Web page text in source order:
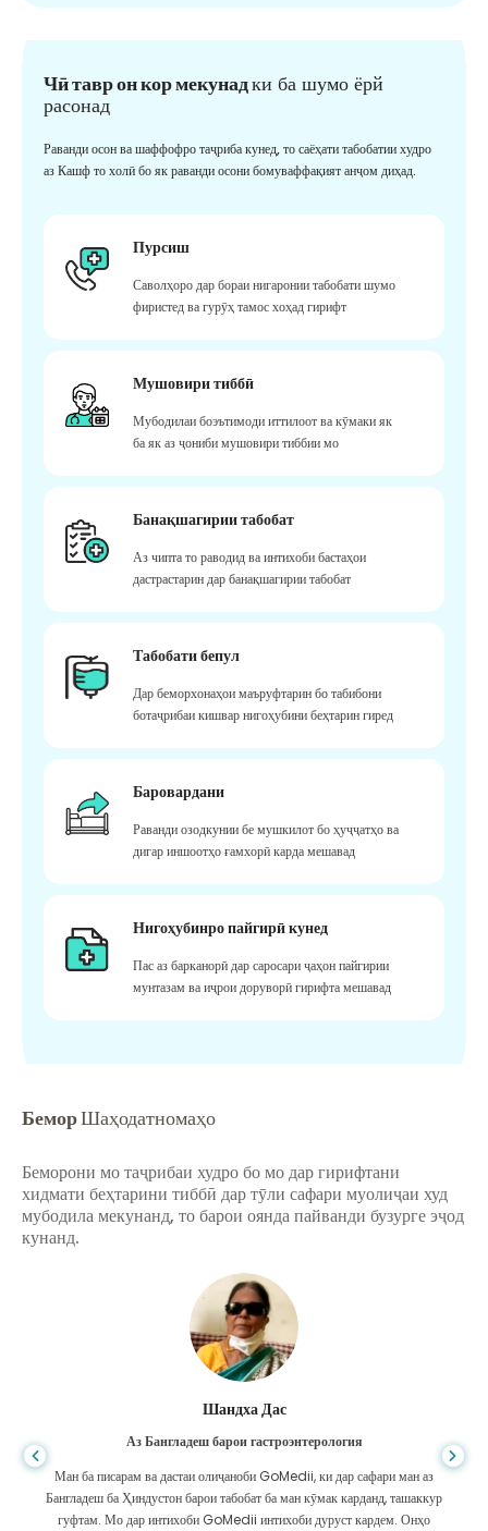
Чӣ тавр он кор мекунадки ба шумо ёрй
расонад
Раванди осон ва шаффофро таҷриба кунед, то саёҳати табобатии худро
аз Кашф то холӣ бо як раванди осони бомуваффақият анҷом диҳад.
Пурсиш
Саволҳоро дар бораи нигаронии табобати шумо
фиристед ва гурӯҳ тамос хоҳад гирифт
Мушовири тиббӣ
Мубодилаи боэътимоди иттилоот ва кӯмаки як
ба як аз ҷониби мушовири тиббии мо
Банақшагирии табобат
Аз чипта то раводид ва интихоби бастаҳои
дастрастарин дар банақшагирии табобат
Табобати бепул
Дар беморхонаҳои маъруфтарин бо табибони
ботаҷрибаи кишвар нигоҳубини беҳтарин гиред
Баровардани
Раванди озодкунии бе мушкилот бо ҳуҷҷатҳо ва
дигар иншоотҳо ғамхорӣ карда мешавад
Нигоҳубинро пайгирӣ кунед
Пас аз барканорӣ дар саросари ҷаҳон пайгирии
мунтазам ва иҷрои доруворӣ гирифта мешавад
БеморШаҳодатномаҳо
Беморони мо таҷрибаи худро бо мо дар гирифтани
хидмати беҳтарини тиббӣ дар тӯли сафари муолиҷаи худ
мубодила мекунанд, то барои оянда пайванди бузурге эҷод
кунанд.
Шандха Дас
Аз Бангладеш барои гастроэнтерология
Ман ба писарам ва дастаи олиҷаноби GoMedii, ки дар сафари ман аз
Бангладеш ба Ҳиндустон барои табобат ба ман кӯмак карданд, ташаккур
гуфтам. Мо дар интихоби GoMedii интихоби дуруст кардем. Онҳо